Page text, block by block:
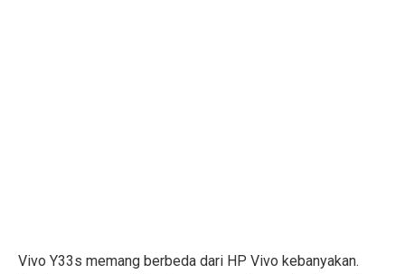
Vivo Y33s memang berbeda dari HP Vivo kebanyakan.